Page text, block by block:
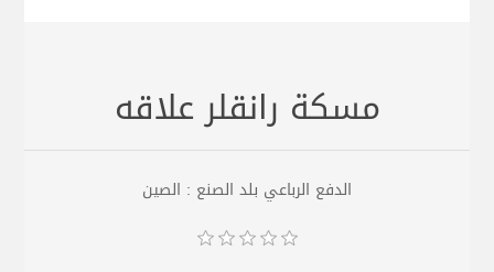
مسكة رانقلر علاقه
الدفع الرباعي بلد الصنع : الصين